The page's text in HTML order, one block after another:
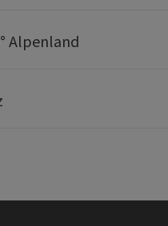
Alpenland